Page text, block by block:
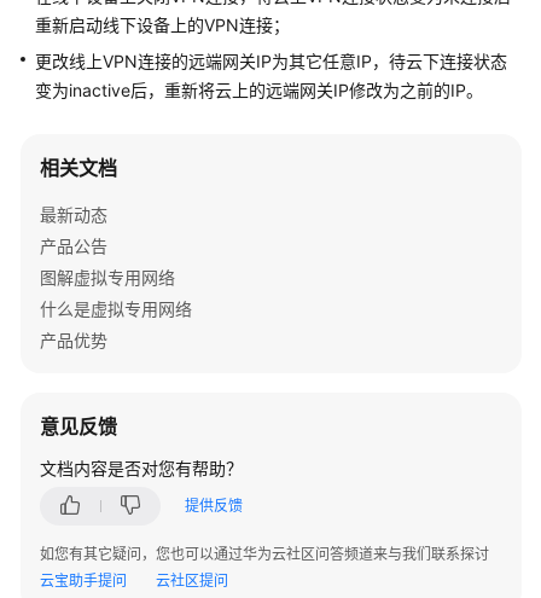
服
务
公
告
品
介
绍
计
费
说
快
入
用
户
重新启动线下设备上的VPN连接；
更改线上VPN连接的远端网关IP为其它任意IP，待云下连接状态
变为inactive后，重新将云上的远端网关IP修改为之前的IP。
相关文档
最新动态
产品公告
图解虚拟专用网络
什么是虚拟专用网络
产品优势
意见反馈
文档内容是否对您有帮助？
提供反馈
如您有其它疑问，您也可以通过华为云社区问答频道来与我们联系探讨
云宝助手提问
云社区提问